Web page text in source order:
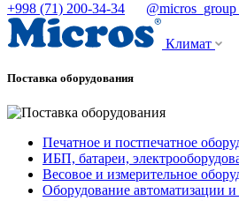
+998 (71) 200-34-34
Климат
Поставка оборудования
Печатное и постпечатное
ИБП, батареи,
Весовое и измерительное
Оборудование автоматизации